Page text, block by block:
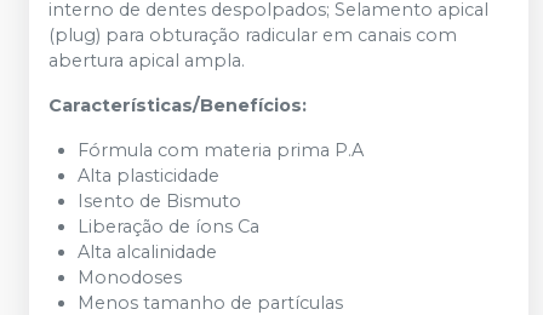
interno de dentes despolpados; Selamento apical
(plug) para obturação radicular em canais com
abertura apical ampla.
Características/Benefícios:
Fórmula com materia prima P.A
Alta plasticidade
Isento de Bismuto
Liberação de íons Ca
Alta alcalinidade
Monodoses
Menos tamanho de partículas